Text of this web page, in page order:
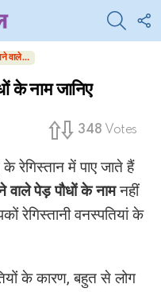
नाम जानिए
के नाम जानिए
348 Votes
रेगिस्तान में पाए जाते हैं
वाले पेड़ पौधों के नामनहीं
रेगिस्तानी वनस्पतियां के
के कारण, बहुत से लोग